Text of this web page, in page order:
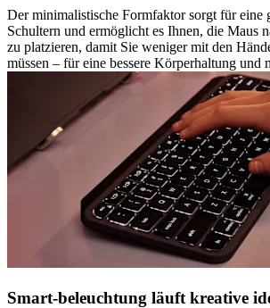
Der minimalistische Formfaktor sorgt für eine
Schultern und ermöglicht es Ihnen, die Maus
zu platzieren, damit Sie weniger mit den
müssen – für eine bessere Körperhaltung und
Smart-beleuchtung läuft kreative